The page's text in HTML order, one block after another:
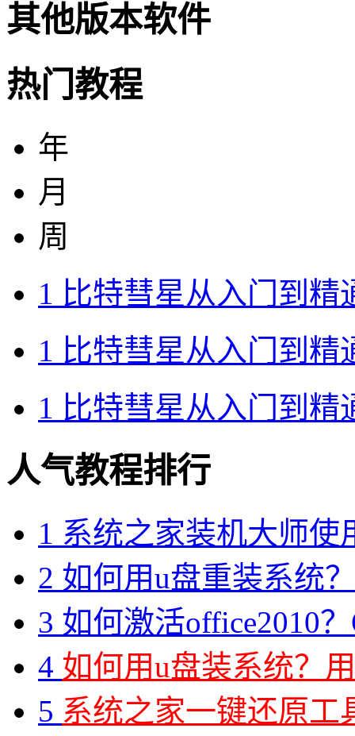
其他版本软件
热门教程
年
月
周
1 比特彗星从入门到精
1 比特彗星从入门到精
1 比特彗星从入门到精
人气教程排行
1 系统之家装机大师使
2 如何用u盘重装系统
3 如何激活office2010
4 如何用u盘装系统？
5 系统之家一键还原工